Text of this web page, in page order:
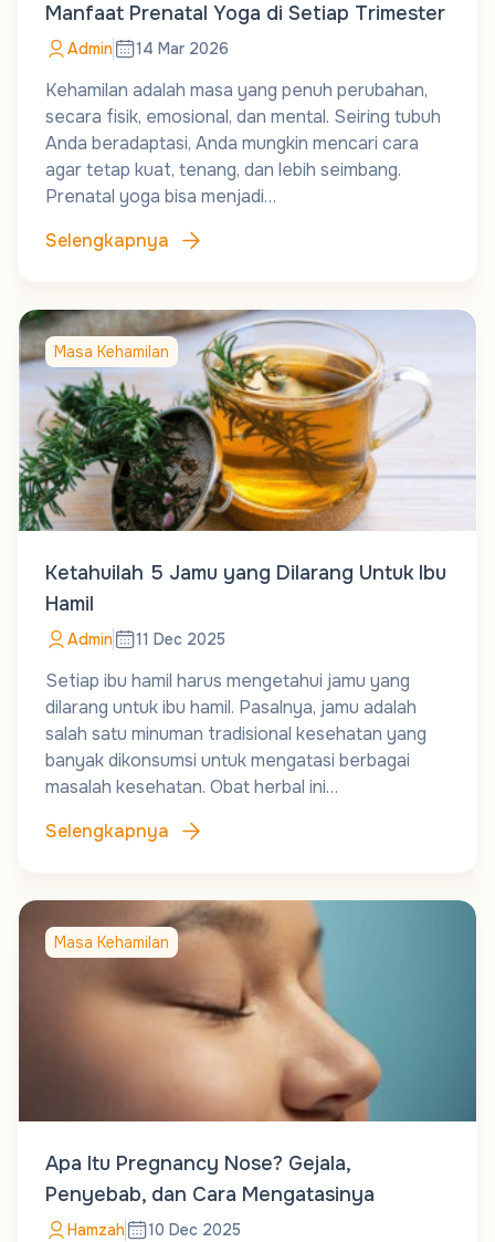
Manfaat Prenatal Yoga di Setiap Trimester
Admin 14 Mar 2026
Kehamilan adalah masa yang penuh perubahan,
secara fisik, emosional, dan mental. Seiring tubuh
Anda beradaptasi, Anda mungkin mencari cara
agar tetap kuat, tenang, dan lebih seimbang.
Prenatal yoga bisa menjadi…
Selengkapnya
Masa Kehamilan
Ketahuilah 5 Jamu yang Dilarang Untuk Ibu
Hamil
Admin 11 Dec 2025
Setiap ibu hamil harus mengetahui jamu yang
dilarang untuk ibu hamil. Pasalnya, jamu adalah
salah satu minuman tradisional kesehatan yang
banyak dikonsumsi untuk mengatasi berbagai
masalah kesehatan. Obat herbal ini…
Selengkapnya
Masa Kehamilan
Apa Itu Pregnancy Nose? Gejala,
Penyebab, dan Cara Mengatasinya
Hamzah 10 Dec 2025